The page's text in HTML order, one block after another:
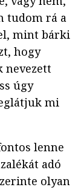
tudom rá a
mint bárki
hogy
nevezett
úgy
mi
lenne
adó
olyan